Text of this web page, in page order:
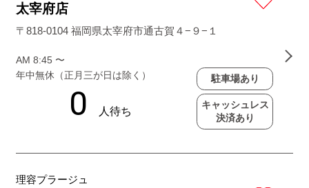
太宰府店
〒818-0104 福岡県太宰府市通古賀４−９−１
AM 8:45 〜
年中無休（正月三が日は除く）
駐車場あり
キャッシュレス
決済あり
理容プラージュ